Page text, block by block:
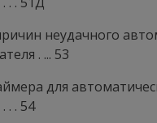
неудачного
. ... 53
для
. . 54